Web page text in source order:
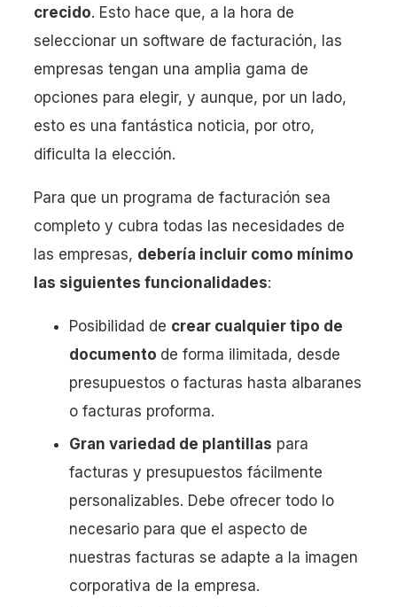
crecido. Esto hace que, a la hora de
seleccionar un software de facturación, las
empresas tengan una amplia gama de
opciones para elegir, y aunque, por un lado,
esto es una fantástica noticia, por otro,
dificulta la elección.
Para que un programa de facturación sea
completo y cubra todas las necesidades de
las empresas, debería incluir como mínimo
las siguientes funcionalidades:
Posibilidad de crear cualquier tipo de
documento de forma ilimitada, desde
presupuestos o facturas hasta albaranes
o facturas proforma.
Gran variedad de plantillas para
facturas y presupuestos fácilmente
personalizables. Debe ofrecer todo lo
necesario para que el aspecto de
nuestras facturas se adapte a la imagen
corporativa de la empresa.